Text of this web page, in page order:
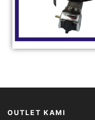
OUTLET KAMI